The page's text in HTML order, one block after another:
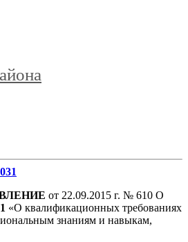
от 22.09.2015 г. № 610 О
«О квалификационных требованиях
знаниям и навыкам,